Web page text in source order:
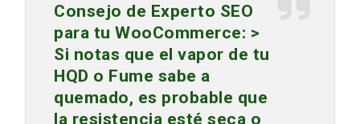
Consejo de Experto SEO
para tu WooCommerce: >
Si notas que el vapor de tu
HQD o Fume sabe a
quemado, es probable que
la resistencia esté seca o